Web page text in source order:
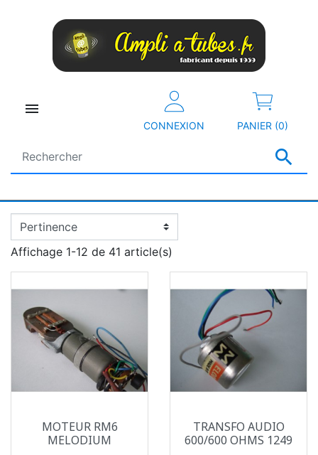


CONNEXION PANIER (0)
Affichage 1-12 de 41 article(s)
MOTEUR RM6
MELODIUM
TRANSFO AUDIO
600/600 OHMS 1249